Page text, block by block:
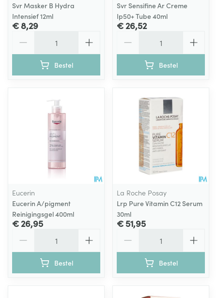
Svr Masker B Hydra
Intensief 12ml
€ 8,29
Bestel
Svr Sensifine Ar Creme
Ip50+ Tube 40ml
€ 26,52
Bestel
Eucerin
Eucerin A/pigment
Reinigingsgel 400ml
€ 26,95
Bestel
La Roche Posay
Lrp Pure Vitamin C12 Serum
30ml
€ 51,95
Bestel